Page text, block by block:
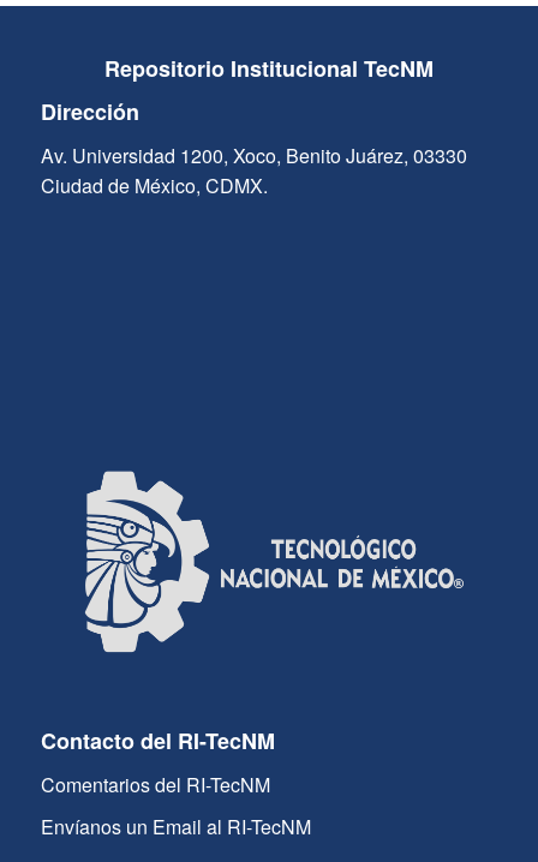
Repositorio Institucional TecNM
Dirección
Av. Universidad 1200, Xoco, Benito Juárez, 03330
Ciudad de México, CDMX.
Contacto del RI-TecNM
Comentarios del RI-TecNM
Envíanos un Email al RI-TecNM